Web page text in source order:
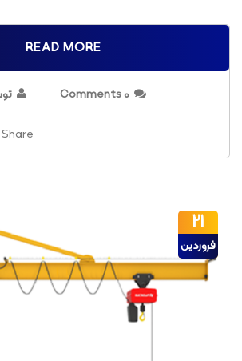
READ MORE
0 Comments
Share :
21
فروردین